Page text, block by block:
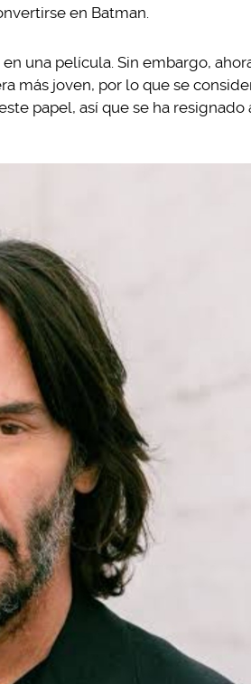
en Batman.
una película. Sin embargo,
más joven, por lo que se
papel, así que se ha resignado